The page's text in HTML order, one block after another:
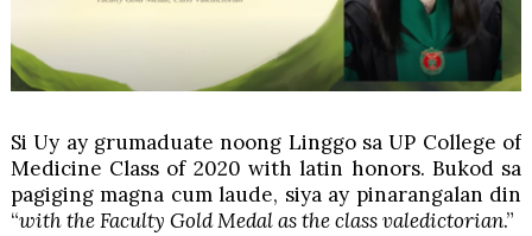
Si Uy ay grumaduate noong Linggo sa UP College of
Medicine Class of 2020 with latin honors. Bukod sa
pagiging magna cum laude, siya ay pinarangalan din
“with the Faculty Gold Medal as the class valedictorian.”